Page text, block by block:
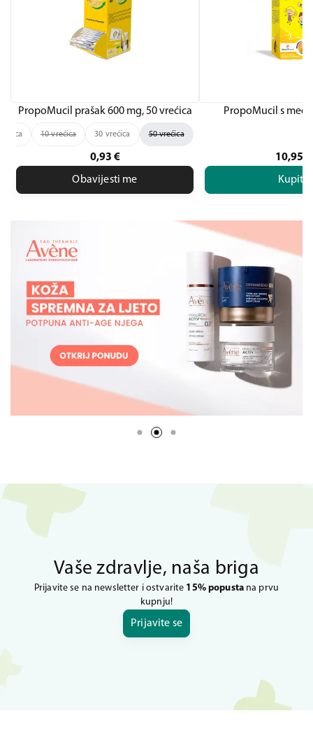
PropoMucil prašak 600 mg, 50 vrećica
10 vrećica 30 vrećica 50 vrećica
0,93 €
Obavijesti me
PropoMucil s
10,95
Kupite
Vaše zdravlje, naša briga
Prijavite se na newsletter i ostvarite 15% popustana prvu
kupnju!
Prijavite se